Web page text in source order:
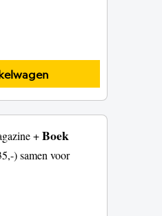
+Boek
) samen voor